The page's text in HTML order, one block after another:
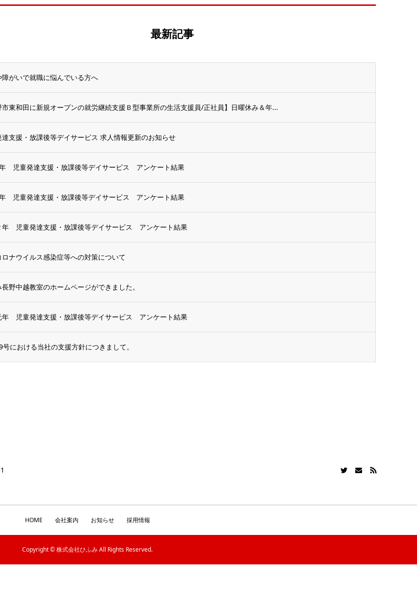
最新記事
障がいで就職に悩んでいる方へ
市東和田に新規オープンの就労継続支援Ｂ型事業所の生活支援員/正社員】日曜休み＆年...
達支援・放課後等デイサービス 求人情報更新のお知らせ
児童発達支援・放課後等デイサービス アンケート結果
児童発達支援・放課後等デイサービス アンケート結果
年 児童発達支援・放課後等デイサービス アンケート結果
ロナウイルス感染症等への対策について
野中越教室のホームページができました。
年 児童発達支援・放課後等デイサービス アンケート結果
号における当社の支援方針につきまして。
HOME 会社案内 お知らせ 採用情報
Copyright © 株式会社ひふみ All Rights Reserved.